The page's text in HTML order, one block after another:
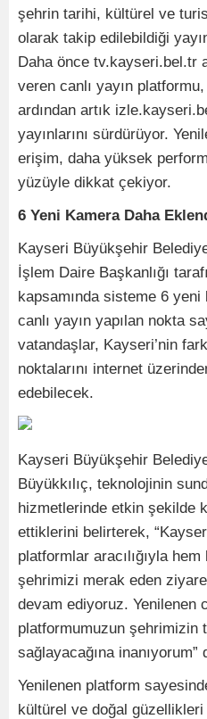
şehrin tarihi, kültürel ve
olarak takip edilebildiği
Daha önce tv.kayseri.bel.tr
veren canlı yayın
ardından artık
yayınlarını sürdürüyor.
erişim, daha yüksek
yüzüyle dikkat çekiyor.
6 Yeni Kamera Daha
Kayseri Büyükşehir
İşlem Daire Başkanlığı
kapsamında sisteme 6
canlı yayın yapılan nokta
vatandaşlar, Kayseri’nin
noktalarını internet
edebilecek.
Kayseri Büyükşehir
Büyükkılıç, teknolojinin
hizmetlerinde etkin şekilde
ettiklerini belirterek,
platformlar aracılığıyla
şehrimizi merak eden
devam ediyoruz. Yenilenen
platformumuzun şehrimizin
sağlayacağına inanıyorum”
Yenilenen platform
kültürel ve doğal güzellikleri